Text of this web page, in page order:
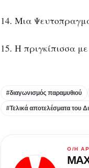
14. Μια
15. Η πριγκίπισσα
#διαγωνισμός παραμυθιού
#Τελικά αποτελέσματα του
Ο/Η